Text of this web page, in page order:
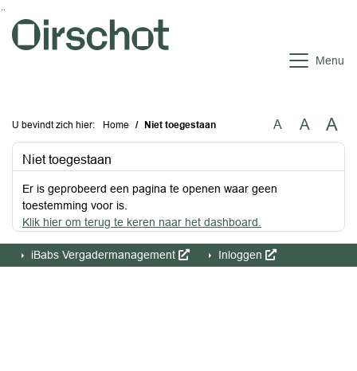
Ga naar de inhoud van deze pagina
Ga naar het zoeken
Ga naar het menu
Menu
U bevindt zich hier: Home Niet toegestaan A A A
Niet toegestaan
Er is geprobeerd een pagina te openen waar geen
toestemming voor is.
Klik hier om terug te keren naar het dashboard.
iBabs Vergadermanagement Inloggen